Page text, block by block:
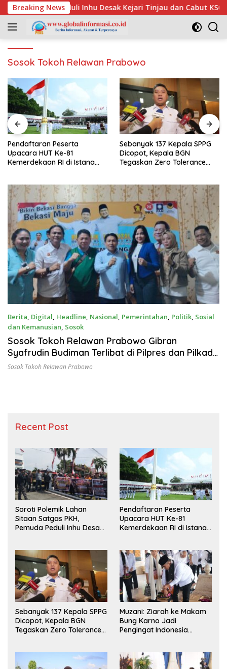
Skip
to
content
Breaking News
Peduli Inhu Desak Kejari Tinjau dan Cabut KSO PT PAS
Sosok Tokoh Relawan Prabowo
Pendaftaran Peserta
Upacara HUT Ke-81
Kemerdekaan RI di Istana
Sebanyak 137 Kepala SPPG
Dicopot, Kepala BGN
Tegaskan Zero Tolerance
Berita, Digital, Headline, Nasional, Pemerintahan, Politik, Sosial
dan Kemanusian, Sosok
December 1, 2024
Sosok Tokoh Relawan Prabowo Gibran
Syafrudin Budiman Terlibat di Pilpres dan Pilkada
2024
Sosok Tokoh Relawan Prabowo
Recent Post
Soroti Polemik Lahan
Sitaan Satgas PKH,
Pemuda Peduli Inhu Desak
Pendaftaran Peserta
Upacara HUT Ke-81
Kemerdekaan RI di Istana
Sebanyak 137 Kepala SPPG
Dicopot, Kepala BGN
Tegaskan Zero Tolerance
Muzani: Ziarah ke Makam
Bung Karno Jadi
Pengingat Indonesia